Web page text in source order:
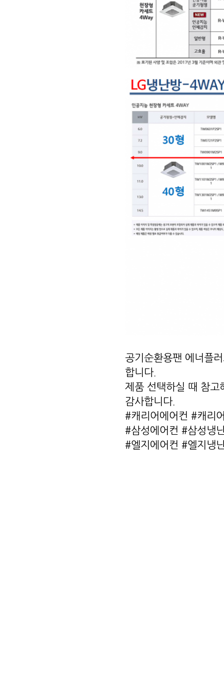
공기순환용팬 에너플
합니다.
제품 선택하실 때 참고
감사합니다.
#캐리어에어컨 #캐리
#삼성에어컨 #삼성냉
#엘지에어컨 #엘지냉